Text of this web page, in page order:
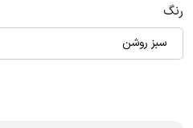
رنگ
سبز روشن